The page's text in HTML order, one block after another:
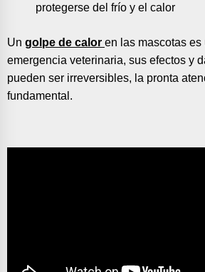
protegerse del frío y el calor
Un golpe de calor en las mascotas es
emergencia veterinaria, sus efectos y
pueden ser irreversibles, la pronta
fundamental.